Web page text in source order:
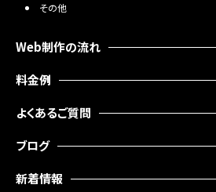
その他
Web制作の流れ
料金例
よくあるご質問
ブログ
新着情報